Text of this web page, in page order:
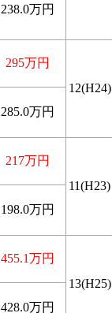
238.0万円
295万円
12(H24)
285.0万円
217万円
11(H23)
198.0万円
455.1万円
13(H25)
428.0万円